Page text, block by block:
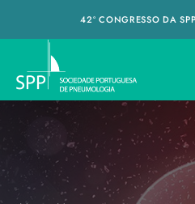
42º CONGRESSO DA